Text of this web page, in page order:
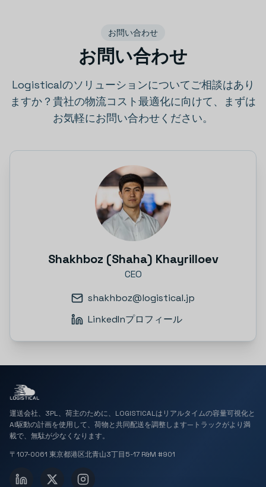
お問い合わせ
お問い合わせ
Logisticalのソリューションについてご相談はあり
ますか？貴社の物流コスト最適化に向けて、まずは
お気軽にお問い合わせください。
Shakhboz (Shaha) Khayrilloev
CEO
shakhboz@logistical.jp
LinkedInプロフィール
運送会社、3PL、荷主のために、LOGISTICALはリアルタイムの容量可視化と
AI駆動の計画を使用して、荷物と共同配送を調整します—トラックがより満
載で、無駄が少なくなります。
〒107-0061 東京都港区北青山3丁目5-17 R&M #901